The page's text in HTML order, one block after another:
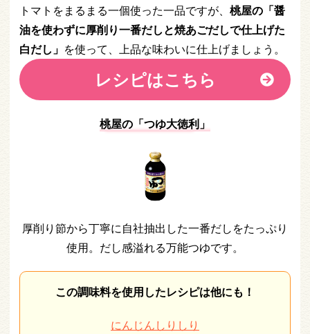
トマトをまるまる一個使った一品ですが、 桃屋の「醤
油を使わずに厚削り一番だしと焼あごだしで仕上げた
白だし」 を使って、上品な味わいに仕上げましょう。
レシピはこちら
桃屋の「つゆ大徳利 」
厚削り節から丁寧に自社抽出した一番だしをたっぷり
使用。だし感溢れる万能つゆです。
この調味料を使用したレシピは他にも！
にんじんしりしり